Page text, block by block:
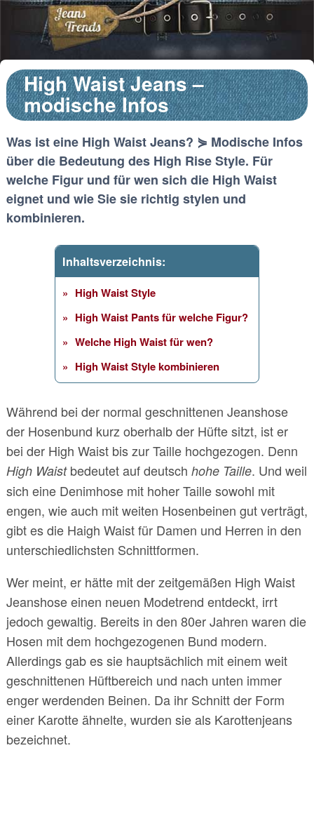
High Waist Jeans –
modische Infos
Was ist eine High Waist Jeans? ⋟ Modische Infos
über die Bedeutung des High Rise Style. Für
welche Figur und für wen sich die High Waist
eignet und wie Sie sie richtig stylen und
kombinieren.
Inhaltsverzeichnis:
High Waist Style
High Waist Pants für welche Figur?
Welche High Waist für wen?
High Waist Style kombinieren
Während bei der normal geschnittenen Jeanshose
der Hosenbund kurz oberhalb der Hüfte sitzt, ist er
bei der High Waist bis zur Taille hochgezogen. Denn
High Waistbedeutet auf deutsch hohe Taille. Und weil
sich eine Denimhose mit hoher Taille sowohl mit
engen, wie auch mit weiten Hosenbeinen gut verträgt,
gibt es die Haigh Waist für Damen und Herren in den
unterschiedlichsten Schnittformen.
Wer meint, er hätte mit der zeitgemäßen High Waist
Jeanshose einen neuen Modetrend entdeckt, irrt
jedoch gewaltig. Bereits in den 80er Jahren waren die
Hosen mit dem hochgezogenen Bund modern.
Allerdings gab es sie hauptsächlich mit einem weit
geschnittenen Hüftbereich und nach unten immer
enger werdenden Beinen. Da ihr Schnitt der Form
einer Karotte ähnelte, wurden sie als Karottenjeans
bezeichnet.